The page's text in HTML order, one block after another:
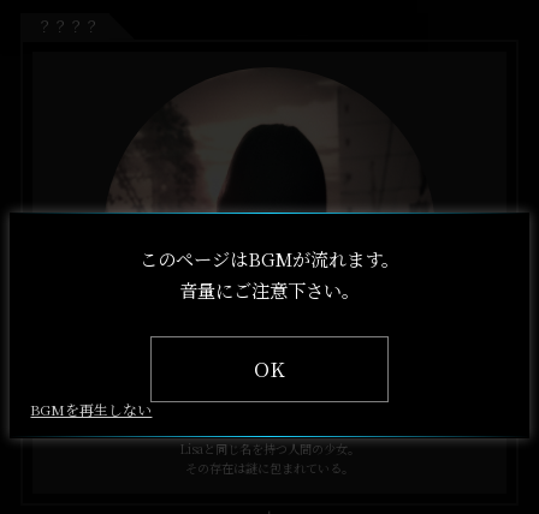
？？？？
Lisaと同じ名を持つ人間の少女。
その存在は謎に包まれている。
このページはBGMが流れます。
音量にご注意下さい。
OK
BGMを再生しない